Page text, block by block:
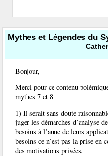
Mythes et Légendes du
Bonjour,
Merci pour ce contenu
mythes 7 et 8.
1) Il serait sans doute
juger les démarches d’analyse
besoins à l’aune de leurs
besoins ce n’est pas la prise en
des motivations privées.